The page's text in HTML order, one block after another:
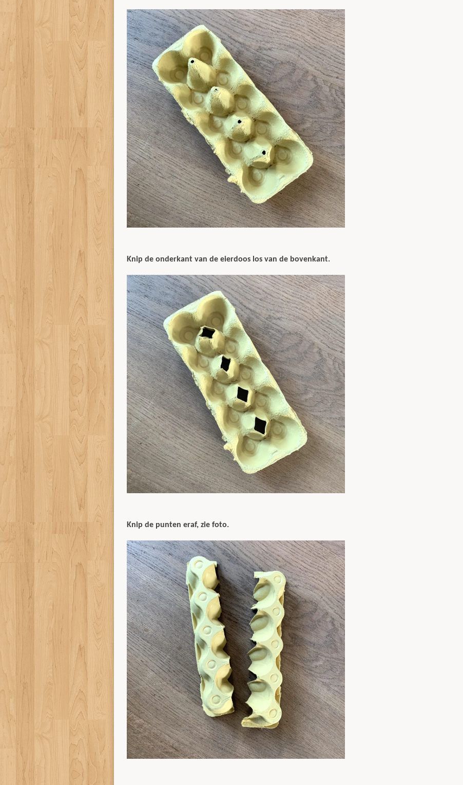
Knip de onderkant van de eierdoos los van de bovenkant.
Knip de punten eraf, zie foto.